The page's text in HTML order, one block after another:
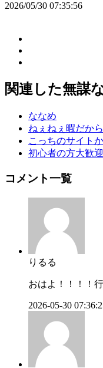
2026/05/30 07:35:56
関連した無謀
ななめ
ねぇねぇ暇だか
こっちのサイト
初心者の方大歓迎
コメント一覧
りるる
おはよ！！！！
2026-05-30